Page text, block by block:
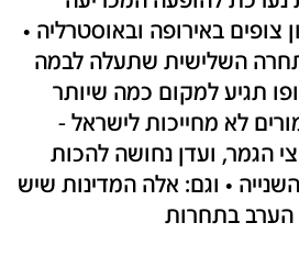
200 מיליון צופים באירופה ובאוסטרליה •
השלישית שתעלה לבמה
תגיע למקום כמה שיותר
לא מחייכות לישראל -
הגמר, ועדן נחושה להכות
• וגם: אלה המדינות שיש
הערב בתחרות